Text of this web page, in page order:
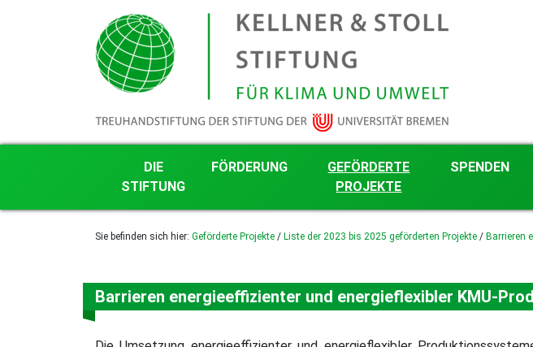
DIE
STIFTUNG
Grundsätze der Stiftungsarbeit
Das Kuratorium
Die Stifter
FÖRDERUNG
Förderkriterien
Härle-Förderung
GEFÖRDERTE
PROJEKTE
Nachhaltigkeit im
Projektgeschehen
Liste der 2023 bis 2025
geförderten Projekte
geförderten Projekte
SPENDEN
Sie befinden sich hier: Geförderte Projekte / Liste der 2023 bis 2025 geförderten Projekte / Barrieren
Barrieren energieeffizienter und energieflexibler KMU-